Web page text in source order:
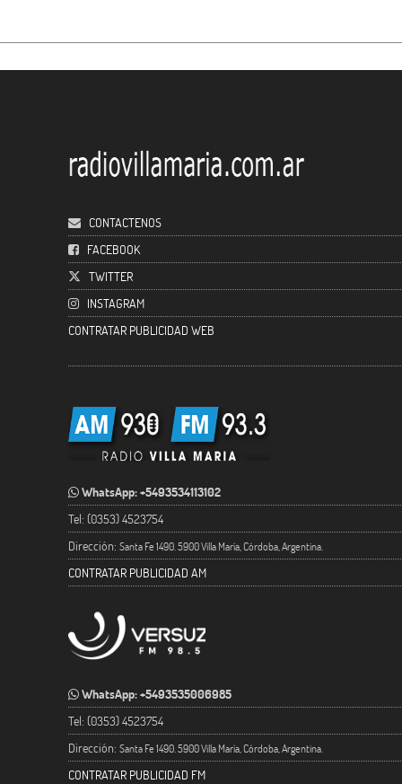
CONTACTENOS
FACEBOOK
TWITTER
INSTAGRAM
CONTRATAR PUBLICIDAD WEB
WhatsApp: +5493534113102
Tel: (0353) 4523754
Dirección: Santa Fe 1490. 5900 Villa María, Córdoba, Argentina.
CONTRATAR PUBLICIDAD AM
WhatsApp: +5493535006985
Tel: (0353) 4523754
Dirección: Santa Fe 1490. 5900 Villa María, Córdoba, Argentina.
CONTRATAR PUBLICIDAD FM